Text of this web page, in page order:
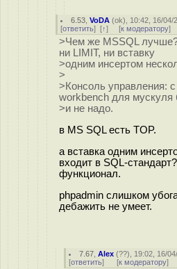
6.53 ,VoDA (ok), 10:42, 16/04/
[ответить] [↑] [к модератору]
>Чем же MSSQL
ни LIMIT, ни вставку
>одним инсертом
>
>Консоль управления:
workbench для мускуля
>и не надо.
в MS SQL есть TOP.
а вставка одним
входит в SQL-
функционал.
phpadmin слишком
дебажить не умеет.
7.67 ,Alex (??), 19:02, 16/
[ответить] [к модератору]